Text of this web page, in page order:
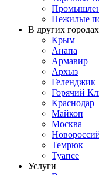
Нежилые
В других городах
Крым
Анапа
Армавир
Архыз
Геленджик
Горячий
Краснодар
Майкоп
Москва
Темрюк
Туапсе
Услуги